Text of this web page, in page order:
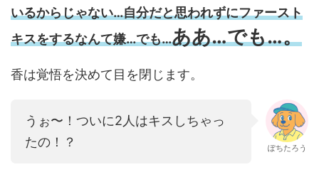
いるからじゃない…自分だと思われずにファースト
キスをするなんて嫌…でも…ああ…でも…。
香は覚悟を決めて目を閉じます。
うぉ〜！ついに2人はキスしちゃっ
たの！？
ぽちたろう